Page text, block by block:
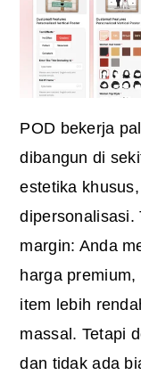
POD bekerja
dibangun di
estetika
dipersonalisasi.
margin: Anda
harga
item lebih
massal. Tetapi
dan tidak ada